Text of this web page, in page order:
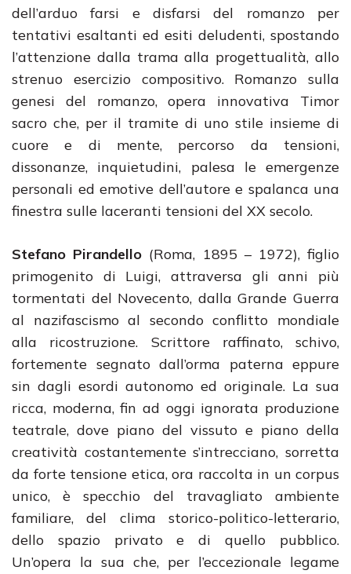
dell’arduo farsi e disfarsi del romanzo per
tentativi esaltanti ed esiti deludenti, spostando
l’attenzione dalla trama alla progettualità, allo
strenuo esercizio compositivo. Romanzo sulla
genesi del romanzo, opera innovativa Timor
sacro che, per il tramite di uno stile insieme di
cuore e di mente, percorso da tensioni,
dissonanze, inquietudini, palesa le emergenze
personali ed emotive dell’autore e spalanca una
finestra sulle laceranti tensioni del XX secolo.
Stefano Pirandello (Roma, 1895 – 1972), figlio
primogenito di Luigi, attraversa gli anni più
tormentati del Novecento, dalla Grande Guerra
al nazifascismo al secondo conflitto mondiale
alla ricostruzione. Scrittore raffinato, schivo,
fortemente segnato dall’orma paterna eppure
sin dagli esordi autonomo ed originale. La sua
ricca, moderna, fin ad oggi ignorata produzione
teatrale, dove piano del vissuto e piano della
creatività costantemente s’intrecciano, sorretta
da forte tensione etica, ora raccolta in un corpus
unico, è specchio del travagliato ambiente
familiare, del clima storico-politico-letterario,
dello spazio privato e di quello pubblico.
Un’opera la sua che, per l’eccezionale legame